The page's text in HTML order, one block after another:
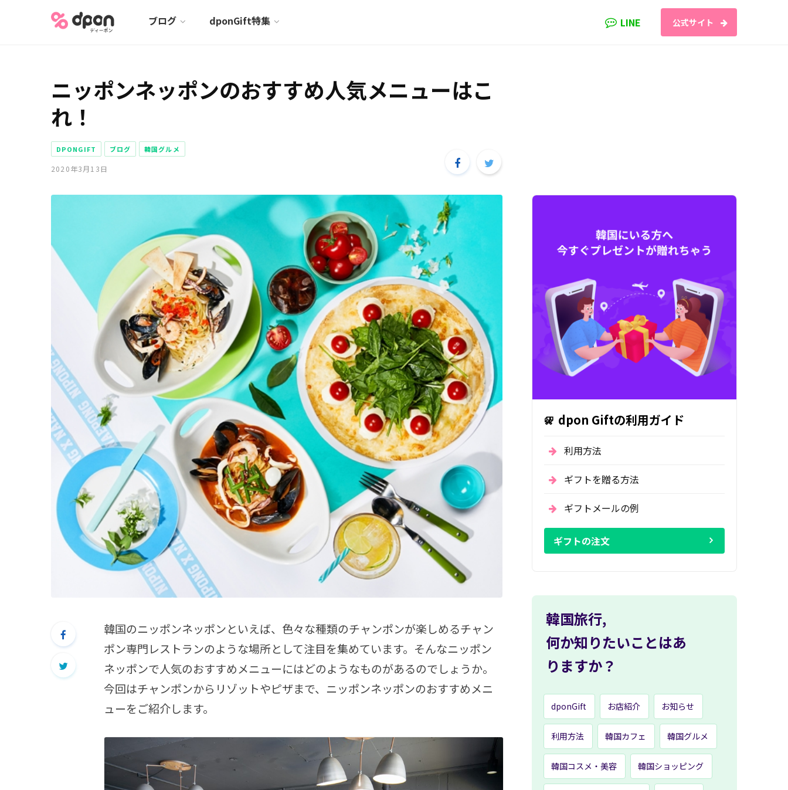
ブログ dponGift特集 LINE 公式サイト
DPONGIFT ブログ 韓国グルメ
ニッポンネッポンのおすすめ人気メニューはこ
れ！
2020年3月13日
韓国のニッポンネッポンといえば、色々な種類のチャンポンが楽しめるチャン
ポン専門レストランのような場所として注目を集めています。そんなニッポン
ネッポンで人気のおすすめメニューにはどのようなものがあるのでしょうか。
今回はチャンポンからリゾットやピザまで、ニッポンネッポンのおすすめメニ
ューをご紹介します。
dpon Giftの利用ガイド
利用方法
ギフトを贈る方法
ギフトメールの例
ギフトの注文
韓国旅行,
何か知りたいことはあ
りますか？
dponGift お店紹介 お知らせ
利用方法 韓国カフェ 韓国グルメ
韓国コスメ・美容 韓国ショッピング